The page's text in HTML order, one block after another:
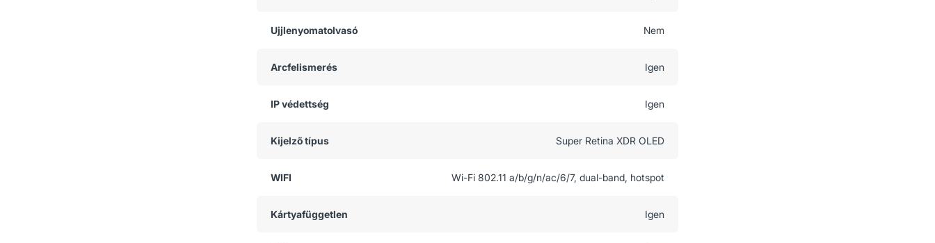
Ujjlenyomatolvasó Nem
Arcfelismerés Igen
IP védettség Igen
Kijelző típus Super Retina XDR OLED
WIFI Wi-Fi 802.11 a/b/g/n/ac/6/7, dual-band, hotspot
Kártyafüggetlen Igen